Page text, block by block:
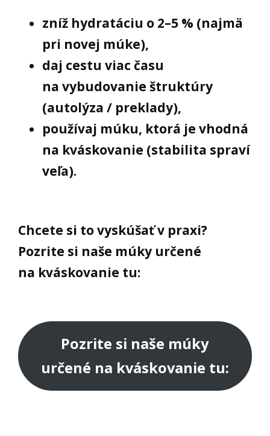
zníž hydratáciu o 2–5 % (najmä
pri novej múke),
daj cestu viac času
na vybudovanie štruktúry
(autolýza / preklady),
používaj múku, ktorá je vhodná
na kváskovanie (stabilita spraví
veľa).
Chcete si to vyskúšať v praxi?
Pozrite si naše múky určené
na kváskovanie tu:
Pozrite si naše múky
určené na kváskovanie tu: